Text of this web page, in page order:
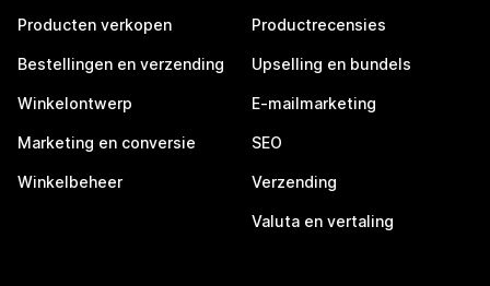
Producten verkopen
Bestellingen en verzending
Winkelontwerp
Marketing en conversie
Winkelbeheer
Productrecensies
Upselling en bundels
E-mailmarketing
SEO
Verzending
Valuta en vertaling